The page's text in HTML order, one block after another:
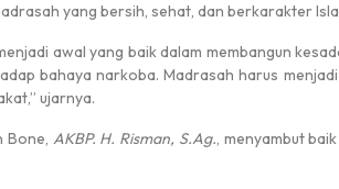
yang bersih, sehat, dan berkarakter
awal yang baik dalam membangun
bahaya narkoba. Madrasah harus
ujarnya.
Bone, AKBP. H. Risman, S.Ag., menyambut